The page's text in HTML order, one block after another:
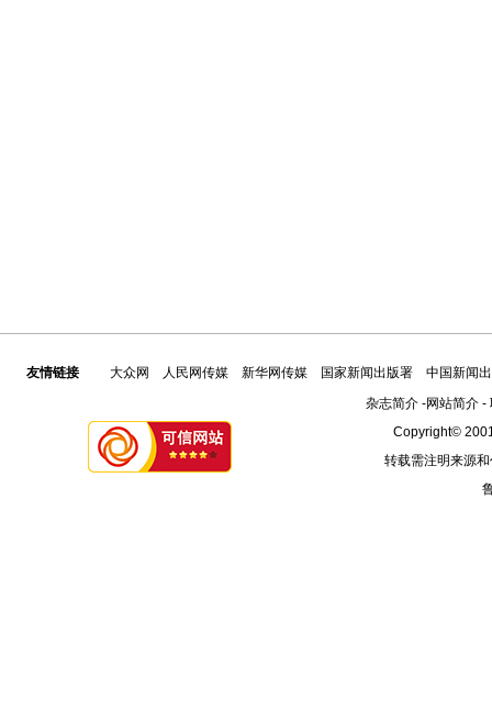
友情链接 大众网 人民网传媒 新华网传媒 国家新闻出版署
中国新闻
杂志简介-网站简介-
Copyright©
转载需注明来源